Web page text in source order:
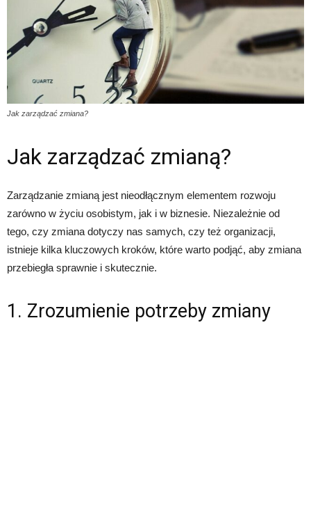
Jak zarządzać zmiana?
Jak zarządzać zmianą?
Zarządzanie zmianą jest nieodłącznym elementem rozwoju
zarówno w życiu osobistym, jak i w biznesie. Niezależnie od
tego, czy zmiana dotyczy nas samych, czy też organizacji,
istnieje kilka kluczowych kroków, które warto podjąć, aby zmiana
przebiegła sprawnie i skutecznie.
1. Zrozumienie potrzeby zmiany